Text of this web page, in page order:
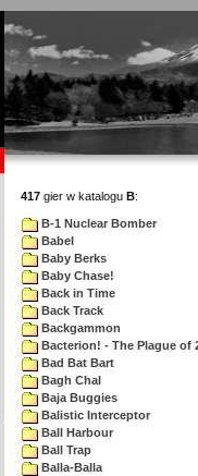
417 gier w katalogu B:
B-1 Nuclear Bomber
Babel
Baby Berks
Baby Chase!
Back in Time
Back Track
Backgammon
Bacterion! - The Plague of
Bad Bat Bart
Bagh Chal
Baja Buggies
Balistic Interceptor
Ball Harbour
Ball Trap
Balla-Balla